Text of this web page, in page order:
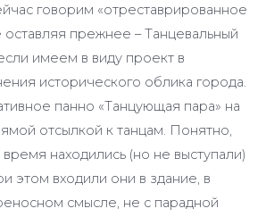
говорим «отреставрированное
прежнее – Танцевальный
имеем в виду проект в
исторического облика города.
панно «Танцующая пара» на
отсылкой к танцам. Понятно,
находились (но не выступали)
этом входили они в здание, в
смысле, не с парадной